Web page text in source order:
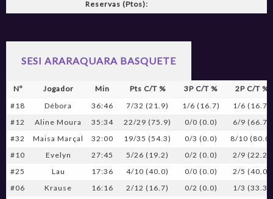
Reservas (Ptos):
SESI ARARAQUARA BASQUETE
Nº Jogador Min Pts C/T % 3P C/T %
2P C/T %
#18
Débora 36:46 7/32 (21.9) 1/6 (16.7)
1/6 (16.7)
#12
Aline Moura 35:34 22/29 (75.9) 0/0 (0.0)
6/9 (66.7)
#32
Maisa Marçal 32:00 19/35 (54.3) 0/3 (0.0)
8/10 (80.0)
#10
Evelyn 27:45 5/26 (19.2) 0/2 (0.0)
2/9 (22.2)
#25
Lau 17:36 4/10 (40.0) 0/0 (0.0)
2/5 (40.0)
#06
Krause 16:16 2/12 (16.7) 0/2 (0.0)
1/3 (33.3)